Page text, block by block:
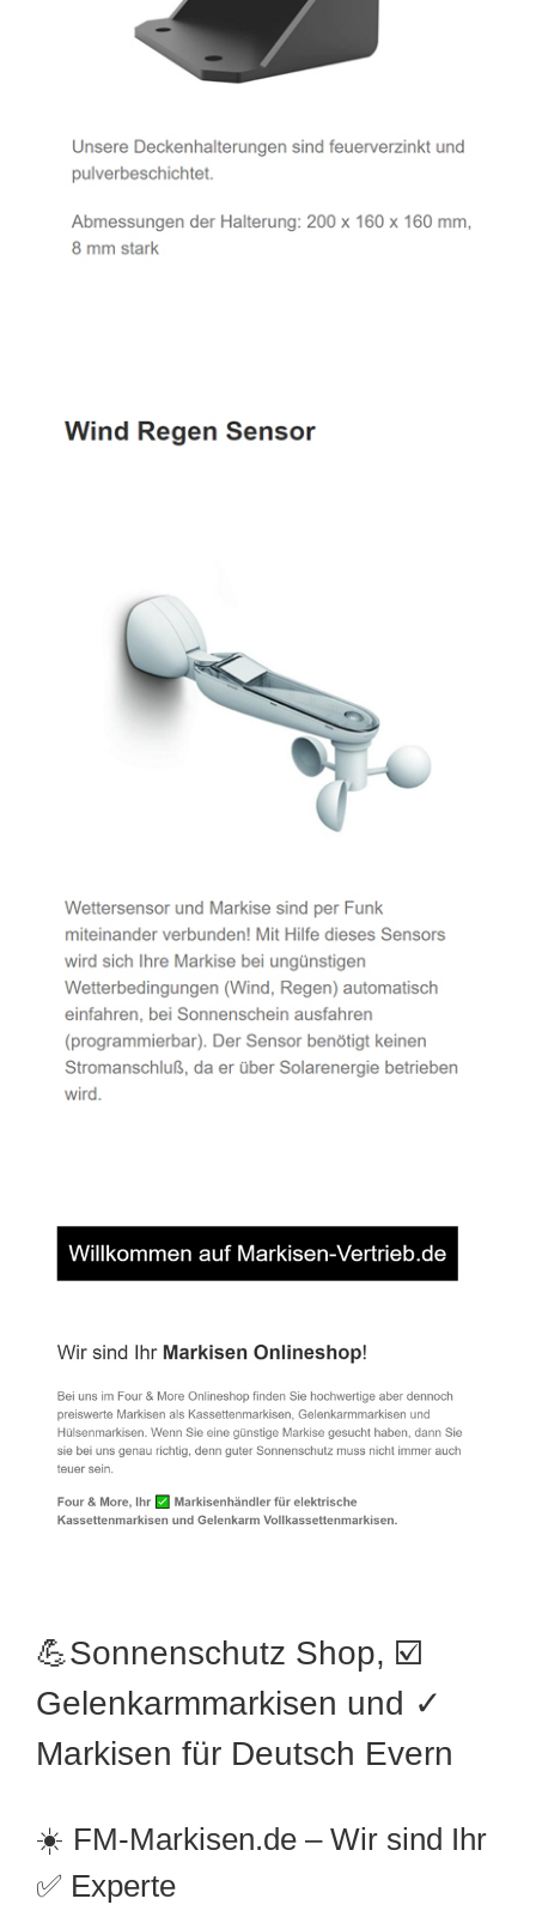
💪Sonnenschutz Shop, ☑️
Gelenkarmmarkisen und ✓
Markisen für Deutsch Evern
☀️ FM-Markisen.de – Wir sind Ihr
✅ Experte